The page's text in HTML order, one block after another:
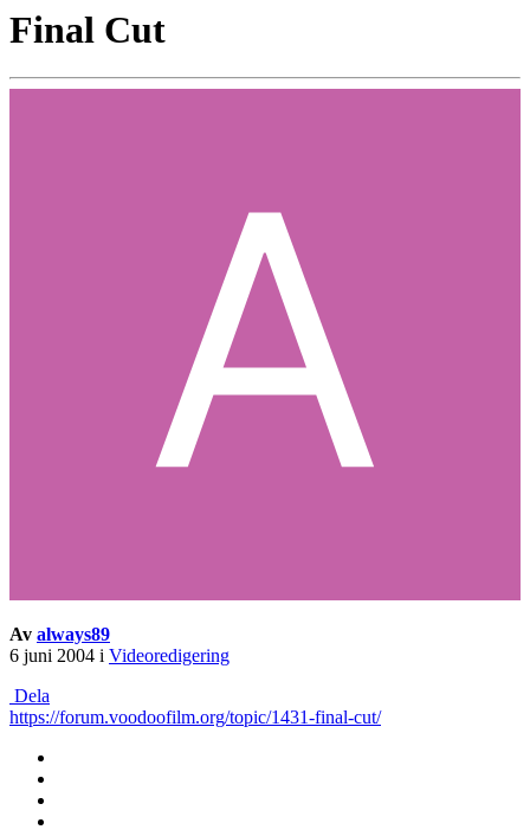
Final Cut
Av always89
6 juni 2004 i Videoredigering
Dela
https://forum.voodoofilm.org/topic/1431-final-cut/